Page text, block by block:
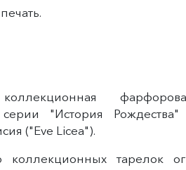
"История
("Eve Licea").
тарелок